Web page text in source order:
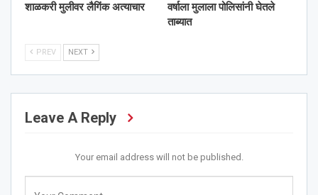
शाळकरी मुलीवर लैगिंक अत्याचार
वर्षाला मुलाला पोलिसांनी घेतले
ताब्यात
PREV NEXT
Leave A Reply
Your email address will not be published.